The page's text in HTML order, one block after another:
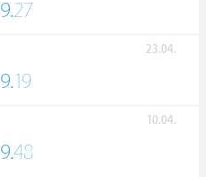
9.27
23.04.
9.19
10.04.
9.48